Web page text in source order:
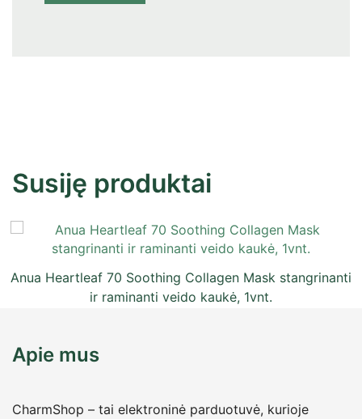
Susiję produktai
Anua Heartleaf 70 Soothing Collagen Mask stangrinanti
ir raminanti veido kaukė, 1vnt.
Apie mus
CharmShop – tai elektroninė parduotuvė, kurioje